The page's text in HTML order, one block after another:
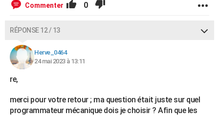
Commenter 0
RÉPONSE 12 / 13
Herve_0464
24 mai 2023 à 13:11
re,
merci pour votre retour ; ma question était juste sur quel
programmateur mécanique dois je choisir ? Afin que les